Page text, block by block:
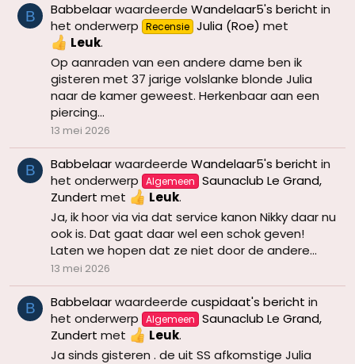
B Babbelaarwaardeerde Wandelaar5's bericht in
het onderwerp Recensie Julia (Roe) met
Leuk.
Op aanraden van een andere dame ben ik
gisteren met 37 jarige volslanke blonde Julia
naar de kamer geweest. Herkenbaar aan een
piercing...
13 mei 2026
B Babbelaarwaardeerde Wandelaar5's bericht in
het onderwerp Algemeen
Saunaclub Le Grand,
Zundert met Leuk.
Ja, ik hoor via via dat service kanon Nikky daar nu
ook is. Dat gaat daar wel een schok geven!
Laten we hopen dat ze niet door de andere...
13 mei 2026
B Babbelaarwaardeerde cuspidaat's bericht in
het onderwerp Algemeen
Saunaclub Le Grand,
Zundert met Leuk.
Ja sinds gisteren . de uit SS afkomstige Julia